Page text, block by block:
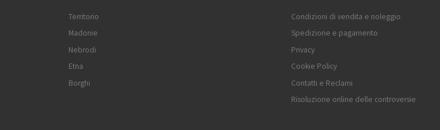
Territorio
Madonie
Nebrodi
Etna
Borghi
Condizioni di vendita e noleggio
Spedizione e pagamento
Privacy
Cookie Policy
Contatti e Reclami
Risoluzione online delle controversie